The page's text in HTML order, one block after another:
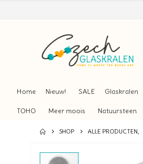
Home Nieuw! SALE Glaskralen
TOHO Meer moois Natuursteen
SHOP ALLE PRODUCTEN,